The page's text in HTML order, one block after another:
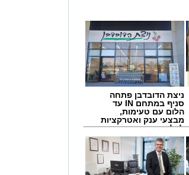
ניצת הדובדבן פתחה
סניף במתחם IN עד
הלום עם טעימות,
מבצעי ענק ואטרקציות
לכל המשפחה